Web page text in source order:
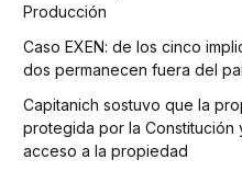
Producción
Caso EXEN: de los cinco
dos permanecen fuera del
Capitanich sostuvo que la
protegida por la
acceso a la propiedad